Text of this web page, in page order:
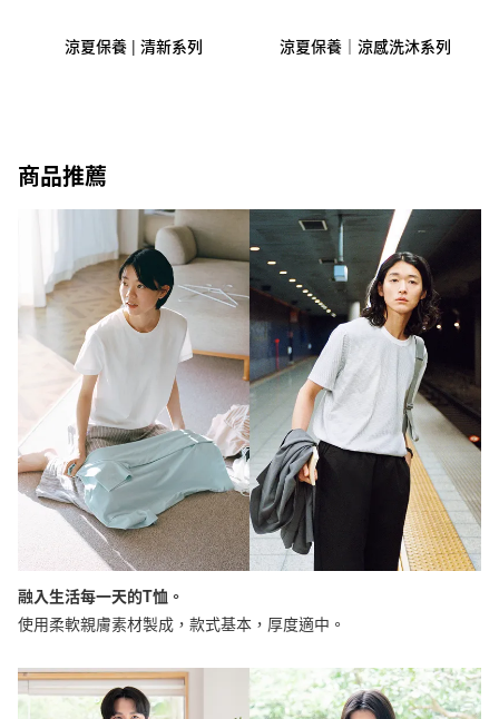
涼夏保養 | 清新系列 涼夏保養｜涼感洗沐系列
商品推薦
融入生活每一天的T恤。
使用柔軟親膚素材製成，款式基本，厚度適中。